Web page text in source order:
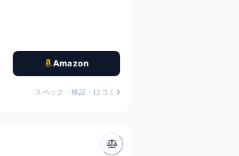
Amazon
スペック・検証・口コミ